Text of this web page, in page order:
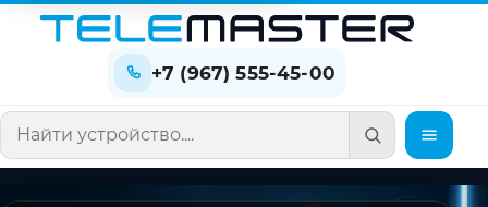
+7 (967) 555-45-00
Поиск по сайту